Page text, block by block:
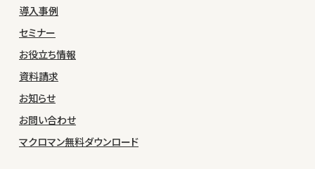
導入事例
セミナー
お役立ち情報
資料請求
お知らせ
お問い合わせ
マクロマン無料ダウンロード